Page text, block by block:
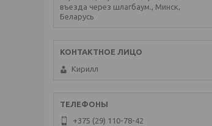
въезда через шлагбаум., Минск,
Беларусь
Кирилл
+375 (29) 110-78-42